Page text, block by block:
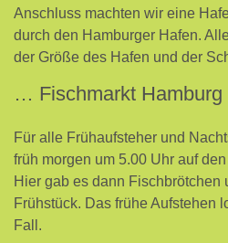
Anschluss machten wir eine
durch den Hamburger Hafen.
der Größe des Hafen und der
… Fischmarkt Hamburg
Für alle Frühaufsteher und
früh morgen um 5.00 Uhr auf
Hier gab es dann Fischbrötchen
Frühstück. Das frühe Aufstehen
Fall.